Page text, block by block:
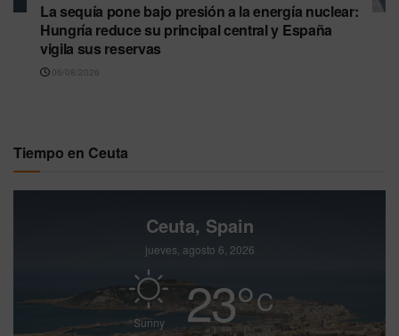
La sequía pone bajo presión a la energía nuclear:
Hungría reduce su principal central y España
vigila sus reservas
06/08/2026
Tiempo en Ceuta
Ceuta, Spain
jueves, agosto 6, 2026
Sunny 23°C